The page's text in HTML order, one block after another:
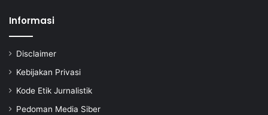
Informasi
Disclaimer
Kebijakan Privasi
Kode Etik Jurnalistik
Pedoman Media Siber